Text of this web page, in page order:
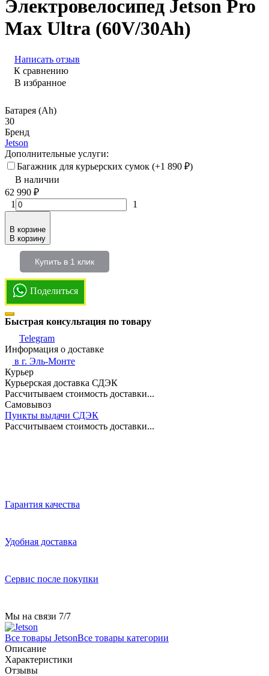
Электровелосипед Jetson Pro
Max Ultra (60V/30Ah)
Написать отзыв
К сравнению
В избранное
Батарея (Ah)
30
Бренд
Jetson
Дополнительные услуги:
Багажник для курьерских сумок (+1 890 ₽)
В наличии
62 990 ₽
1
1
В корзине
В корзину
Купить в 1 клик
Поделиться
Быстрая консультация по товару
Telegram
Информация о доставке
в г. Эль-Монте
Курьер
Курьерская доставка СДЭК
Рассчитываем стоимость доставки...
Самовывоз
Пункты выдачи СДЭК
Рассчитываем стоимость доставки...
Гарантия качества
Удобная доставка
Сервис после покупки
Мы на связи 7/7
Все товары JetsonВсе товары категории
Описание
Характеристики
Отзывы